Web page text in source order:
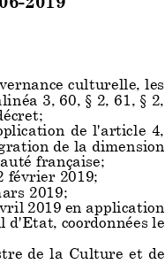
LES ORGANES
et associés, selon
et à la mise en
régionales endogènes
culturelle, les
3, 60, § 2, 61, § 2,
de l'article 4,
de la dimension
française;
février 2019;
2019;
2019 en application
d'Etat, coordonnées le
de la Culture et de